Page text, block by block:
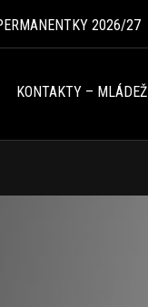
2026/27
KONTAKTY – MLÁDEŽ